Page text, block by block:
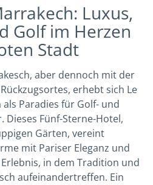
Luxus,
Golf im Herzen
Stadt
aber dennoch mit der
erhebt sich Le
Paradies für Golf- und
Dieses Fünf-Sterne-Hotel,
Gärten, vereint
mit Pariser Eleganz und
in dem Tradition und
aufeinandertreffen. Ein